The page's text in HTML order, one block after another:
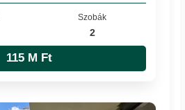
Szobák
2
115 M Ft